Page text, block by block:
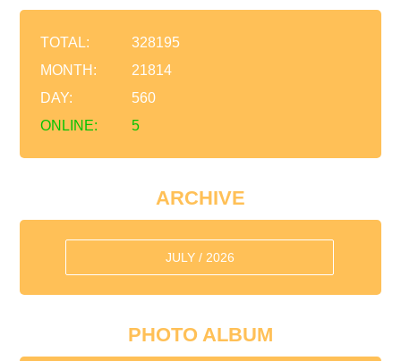
ONLINE: 5
TOTAL:
328195
MONTH:
21814
DAY:
560
ARCHIVE
JULY / 2026
PHOTO ALBUM